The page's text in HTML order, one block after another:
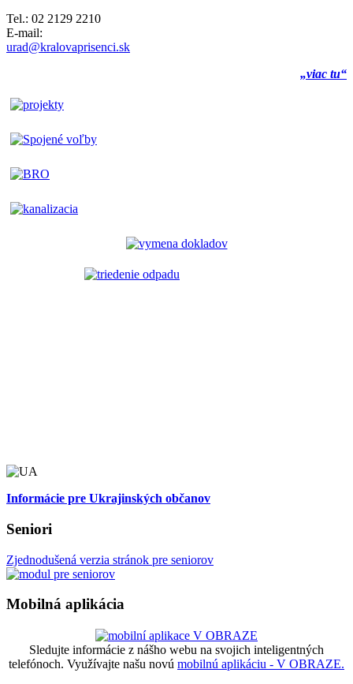
Tel.: 02 2129 2210
E-mail:
urad@kralovaprisenci.sk
„viac tu“
Informácie pre Ukrajinských občanov
Seniori
Zjednodušená verzia stránok pre seniorov
Mobilná aplikácia
Sledujte informácie z nášho webu na svojich inteligentných
telefónoch. Využívajte našu novú mobilnú aplikáciu - V OBRAZE.